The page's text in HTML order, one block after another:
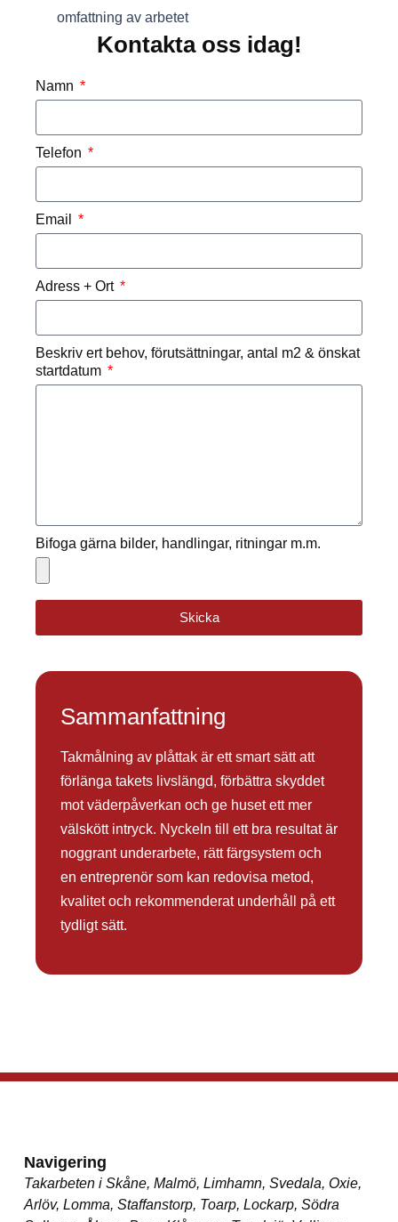
omfattning av arbetet
Kontakta oss idag!
Namn
Telefon
Email
Adress + Ort
Beskriv ert behov, förutsättningar, antal m2 & önskat
startdatum
Bifoga gärna bilder, handlingar, ritningar m.m.
Skicka
Sammanfattning
Takmålning av plåttak är ett smart sätt att
förlänga takets livslängd, förbättra skyddet
mot väderpåverkan och ge huset ett mer
välskött intryck. Nyckeln till ett bra resultat är
noggrant underarbete, rätt färgsystem och
en entreprenör som kan redovisa metod,
kvalitet och rekommenderat underhåll på ett
tydligt sätt.
Navigering
Takarbeten i Skåne, Malmö, Limhamn, Svedala, Oxie,
Arlöv, Lomma, Staffanstorp, Toarp, Lockarp, Södra